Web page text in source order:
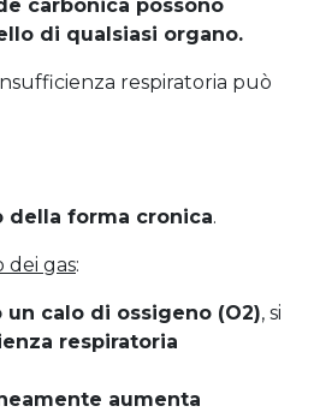
carbonica possono
di qualsiasi organo.
respiratoria può
della forma cronica.
dei gas:
un calo di ossigeno (O2), si
respiratoria
aumenta